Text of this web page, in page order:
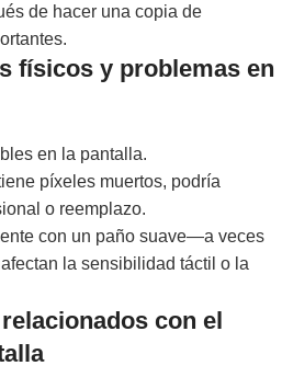
de hacer una copia de
físicos y problemas en
en la pantalla.
píxeles muertos, podría
o reemplazo.
con un paño suave—a veces
la sensibilidad táctil o la
con el